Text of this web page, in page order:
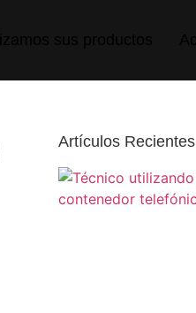
Artículos Recientes